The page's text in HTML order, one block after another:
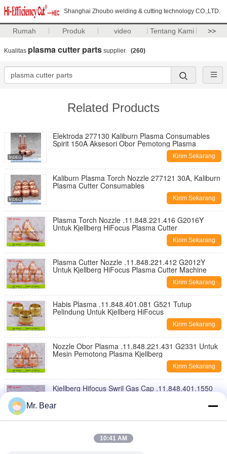
Shanghai Zhoubo welding & cutting technology CO.,LTD.
Rumah Produk video Tentang Kami >>
Kualitas plasma cutter parts supplier. (260)
Related Products
Elektroda 277130 Kaliburn Plasma Consumables
Spirit 150A Aksesori Obor Pemotong Plasma
Kirim Sekarang
Kaliburn Plasma Torch Nozzle 277121 30A, Kaliburn
Plasma Cutter Consumables
Kirim Sekarang
Plasma Torch Nozzle .11.848.221.416 G2016Y
Untuk Kjellberg HiFocus Plasma Cutter
Kirim Sekarang
Plasma Cutter Nozzle .11.848.221.412 G2012Y
Untuk Kjellberg HiFocus Plasma Cutter Machine
Kirim Sekarang
Habis Plasma .11.848.401.081 G521 Tutup
Pelindung Untuk Kjellberg HiFocus
Kirim Sekarang
Nozzle Obor Plasma .11.848.221.431 G2331 Untuk
Mesin Pemotong Plasma Kjellberg
Kirim Sekarang
Kjellberg Hifocus Swril Gas Cap .11.848.401.1550
Kirim Sekarang
G4035 Untuk Mesin Pemotong Plasma Konsumabel
Mr. Bear
10:41 AM